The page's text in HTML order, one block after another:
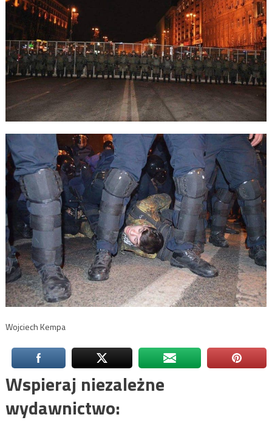
Wojciech Kempa
Wspieraj niezależne
wydawnictwo: